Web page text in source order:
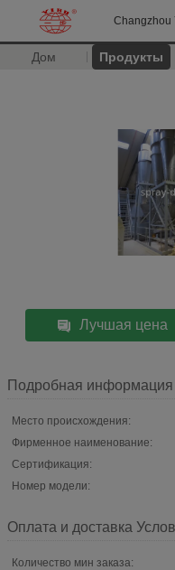
Changzhou
Дом Продукты
Лучшая цена
Подробная информация
Место происхождения:
Фирменное наименование:
Сертификация:
Номер модели:
Оплата и доставка
Количество мин заказа: